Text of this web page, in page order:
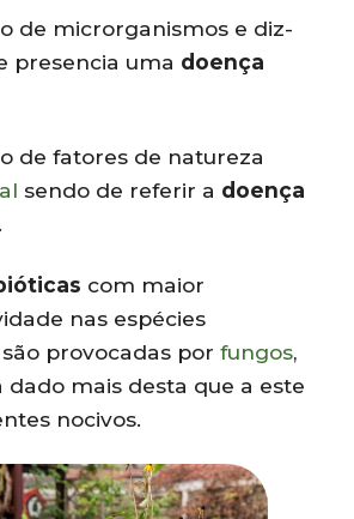
de microrganismos e diz-
presencia uma doença
de fatores de natureza
sendo de referir a doença
.
com maior
nas espécies
provocadas porfungos,
dado mais desta que a este
nocivos.